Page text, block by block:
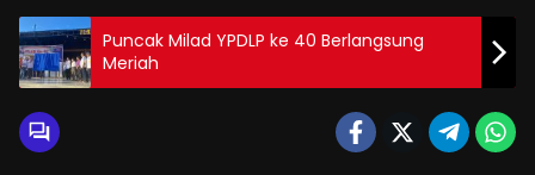
Puncak Milad YPDLP ke 40 Berlangsung
Meriah